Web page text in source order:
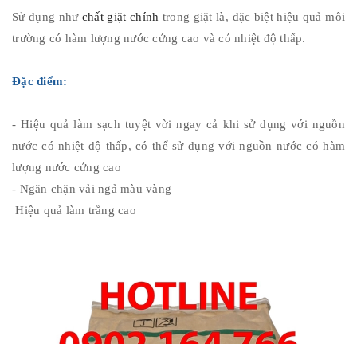
Sử dụng như chất giặt chính trong giặt là, đặc biệt hiệu quả môi
trường có hàm lượng nước cứng cao và có nhiệt độ thấp.
Đặc điểm:
- Hiệu quả làm sạch tuyệt vời ngay cả khi sử dụng với nguồn
nước có nhiệt độ thấp, có thể sử dụng với nguồn nước có hàm
lượng nước cứng cao
- Ngăn chặn vải ngả màu vàng
Hiệu quả làm trắng cao